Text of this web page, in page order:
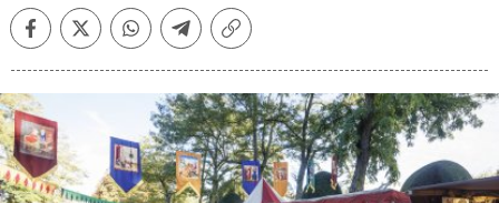
FacebookTwitterWhatsappTelegramCopiar